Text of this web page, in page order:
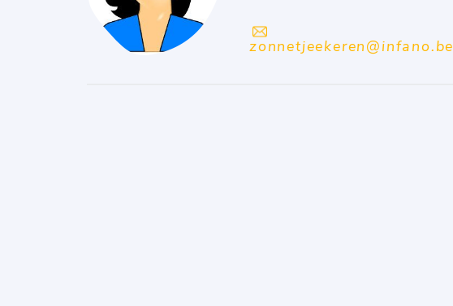
zonnetjeekeren@infano.be